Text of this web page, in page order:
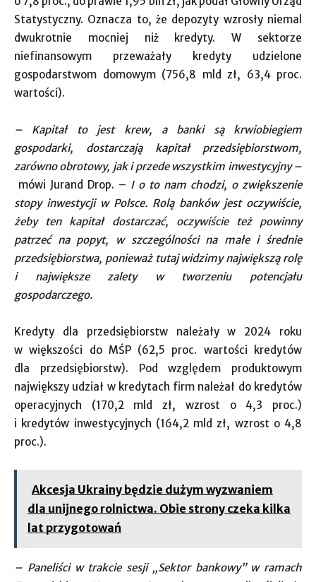
Statystyczny. Oznacza to, że depozyty wzrosły niemal
dwukrotnie mocniej niż kredyty. W sektorze
niefinansowym przeważały kredyty udzielone
gospodarstwom domowym (756,8 mld zł, 63,4 proc.
wartości).
– Kapitał to jest krew, a banki są krwiobiegiem
gospodarki, dostarczają kapitał przedsiębiorstwom,
zarówno obrotowy, jak i przede wszystkim inwestycyjny –
mówi Jurand Drop. – I o to nam chodzi, o zwiększenie
stopy inwestycji w Polsce. Rolą banków jest oczywiście,
żeby ten kapitał dostarczać, oczywiście też powinny
patrzeć na popyt, w szczególności na małe i średnie
przedsiębiorstwa, ponieważ tutaj widzimy największą rolę
i największe zalety w tworzeniu potencjału
gospodarczego.
Kredyty dla przedsiębiorstw należały w 2024 roku
w większości do MŚP (62,5 proc. wartości kredytów
dla przedsiębiorstw). Pod względem produktowym
największy udział w kredytach firm należał do kredytów
operacyjnych (170,2 mld zł, wzrost o 4,3 proc.)
i kredytów inwestycyjnych (164,2 mld zł, wzrost o 4,8
proc.).
Akcesja Ukrainy będzie dużym wyzwaniem
dla unijnego rolnictwa. Obie strony czeka kilka
lat przygotowań
– Paneliści w trakcie sesji „Sektor bankowy” w ramach